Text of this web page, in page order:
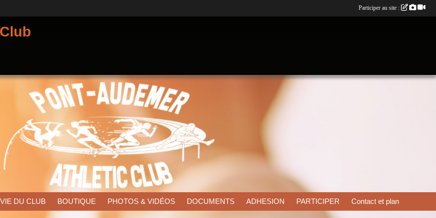
DU CLUB BOUTIQUE PHOTOS & VIDÉOS DOCUMENTS ADHESION PARTICIPER Contact et plan
Participer au site :